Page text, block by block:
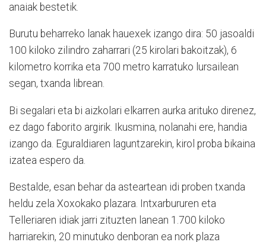
anaiak bestetik.
Burutu beharreko lanak hauexek izango dira: 50 jasoaldi
100 kiloko zilindro zaharrari (25 kirolari bakoitzak), 6
kilometro korrika eta 700 metro karratuko lursailean
segan, txanda librean.
Bi segalari eta bi aizkolari elkarren aurka arituko direnez,
ez dago faborito argirik. Ikusmina, nolanahi ere, handia
izango da. Eguraldiaren laguntzarekin, kirol proba bikaina
izatea espero da.
Bestalde, esan behar da asteartean idi proben txanda
heldu zela Xoxokako plazara. Intxarbururen eta
Telleriaren idiak jarri zituzten lanean 1.700 kiloko
harriarekin, 20 minutuko denboran ea nork plaza